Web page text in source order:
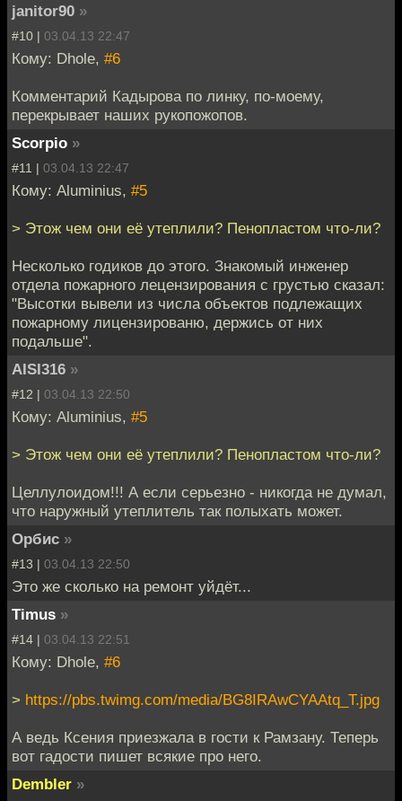
janitor90 »
#10 | 03.04.13 22:47
Кому: Dhole, #6
Комментарий Кадырова по линку, по-моему,
перекрывает наших рукопожопов.
Scorpio »
#11 | 03.04.13 22:47
Кому: Aluminius, #5
> Этож чем они её утеплили? Пенопластом что-ли?
Несколько годиков до этого. Знакомый инженер
отдела пожарного лецензирования с грустью сказал:
"Высотки вывели из числа объектов подлежащих
пожарному лицензированю, держись от них
подальше".
AISI316 »
#12 | 03.04.13 22:50
Кому: Aluminius, #5
> Этож чем они её утеплили? Пенопластом что-ли?
Целлулоидом!!! А если серьезно - никогда не думал,
что наружный утеплитель так полыхать может.
Орбис »
#13 | 03.04.13 22:50
Это же сколько на ремонт уйдёт...
Timus »
#14 | 03.04.13 22:51
Кому: Dhole, #6
> https://pbs.twimg.com/media/BG8IRAwCYAAtq_T.jpg
А ведь Ксения приезжала в гости к Рамзану. Теперь
вот гадости пишет всякие про него.
Dembler »